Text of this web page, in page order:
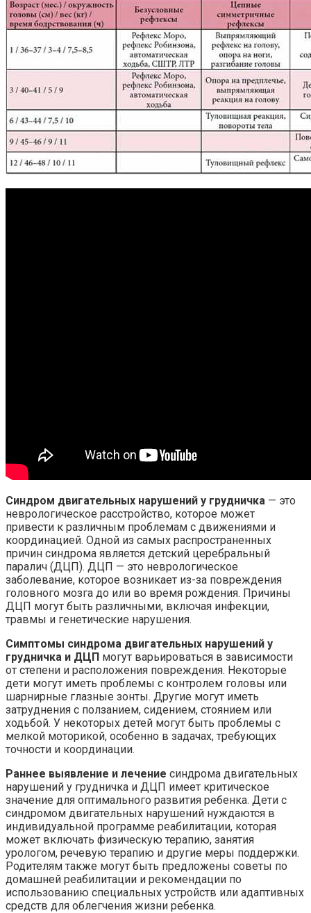
Синдром двигательных нарушений у грудничка — это
неврологическое расстройство, которое может
привести к различным проблемам с движениями и
координацией. Одной из самых распространенных
причин синдрома является детский церебральный
паралич (ДЦП). ДЦП — это неврологическое
заболевание, которое возникает из-за повреждения
головного мозга до или во время рождения. Причины
ДЦП могут быть различными, включая инфекции,
травмы и генетические нарушения.
Симптомы синдрома двигательных нарушений у
грудничка и ДЦП могут варьироваться в зависимости
от степени и расположения повреждения. Некоторые
дети могут иметь проблемы с контролем головы или
шарнирные глазные зонты. Другие могут иметь
затруднения с ползанием, сидением, стоянием или
ходьбой. У некоторых детей могут быть проблемы с
мелкой моторикой, особенно в задачах, требующих
точности и координации.
Раннее выявление и лечение синдрома двигательных
нарушений у грудничка и ДЦП имеет критическое
значение для оптимального развития ребенка. Дети с
синдромом двигательных нарушений нуждаются в
индивидуальной программе реабилитации, которая
может включать физическую терапию, занятия
урологом, речевую терапию и другие меры поддержки.
Родителям также могут быть предложены советы по
домашней реабилитации и рекомендации по
использованию специальных устройств или адаптивных
средств для облегчения жизни ребенка.